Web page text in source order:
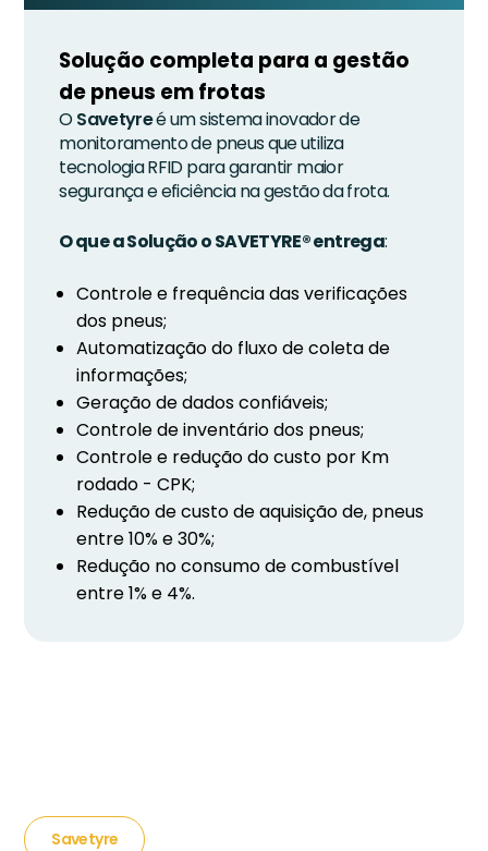
Solução completa para a gestão
de pneus em frotas
OSavetyreé um sistema inovador de
monitoramento de pneus que utiliza
tecnologia RFID para garantir maior
segurança e eficiência na gestão da frota.
O que a Solução o SAVETYRE® entrega:
Controle e frequência das verificações
dos pneus;
Automatização do fluxo de coleta de
informações;
Geração de dados confiáveis;
Controle de inventário dos pneus;
Controle e redução do custo por Km
rodado - CPK;
Redução de custo de aquisição de, pneus
entre 10% e 30%;
Redução no consumo de combustível
entre 1% e 4%.
Savetyre